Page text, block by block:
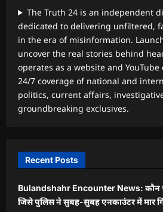
The Truth 24 is an independent
dedicated to delivering unfiltered,
in the era of misinformation.
uncover the real stories behind
operates as a website and
24/7 coverage of national and
politics, current affairs,
groundbreaking exclusives.
Recent Posts
Bulandshahr Encounter News: कौन
जिसे पुलिस ने सुबह-सुबह एनकाउंटर में मार